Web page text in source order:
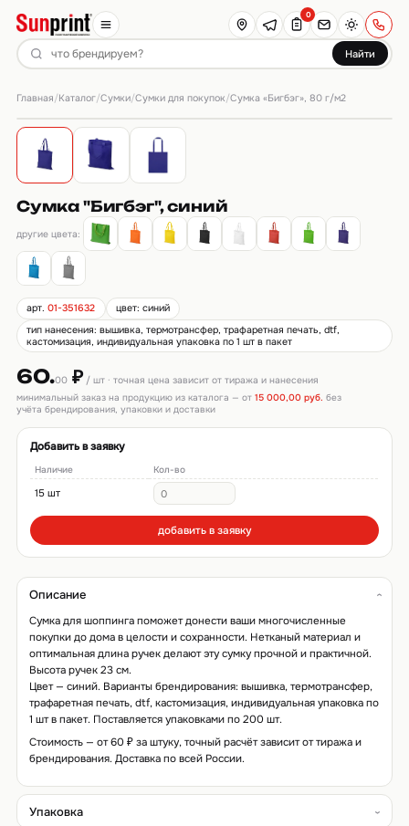
Найти
0
Главная/Каталог/Сумки/Сумки для покупок/Сумка «Бигбэг», 80 г/м2
Сумка "Бигбэг", синий
другие цвета:
арт.01-351632
цвет: синий
тип нанесения: вышивка, термотрансфер, трафаретная печать, dtf,
кастомизация, индивидуальная упаковка по 1 шт в пакет
60.00₽/ шт · точная цена зависит от тиража и нанесения
минимальный заказ на продукцию из каталога — от 15 000,00 руб. без
учёта брендирования, упаковки и доставки
Добавить в заявку
Наличие Кол-во
15 шт
добавить в заявку
Описание
Сумка для шоппинга поможет донести ваши многочисленные
покупки до дома в целости и сохранности. Нетканый материал и
оптимальная длина ручек делают эту сумку прочной и практичной.
Высота ручек 23 см.
Цвет — синий. Варианты брендирования: вышивка, термотрансфер,
трафаретная печать, dtf, кастомизация, индивидуальная упаковка по
1 шт в пакет. Поставляется упаковками по 200 шт.
Стоимость — от 60 ₽ за штуку, точный расчёт зависит от тиража и
брендирования. Доставка по всей России.
Упаковка